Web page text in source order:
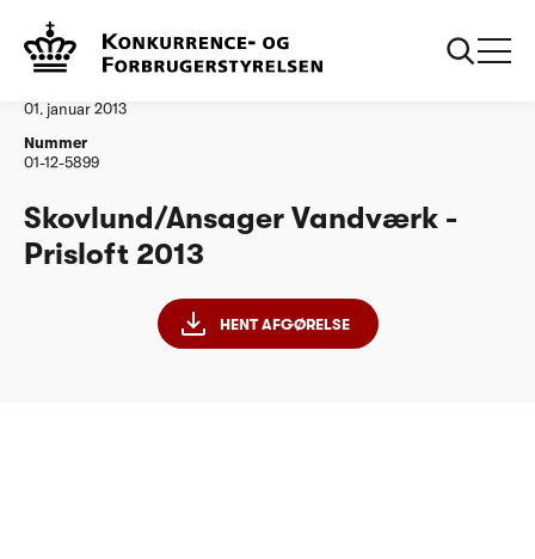
Vandtilsyn
01. januar 2013
Nummer
01-12-5899
Skovlund/Ansager Vandværk -
Prisloft 2013
HENT AFGØRELSE